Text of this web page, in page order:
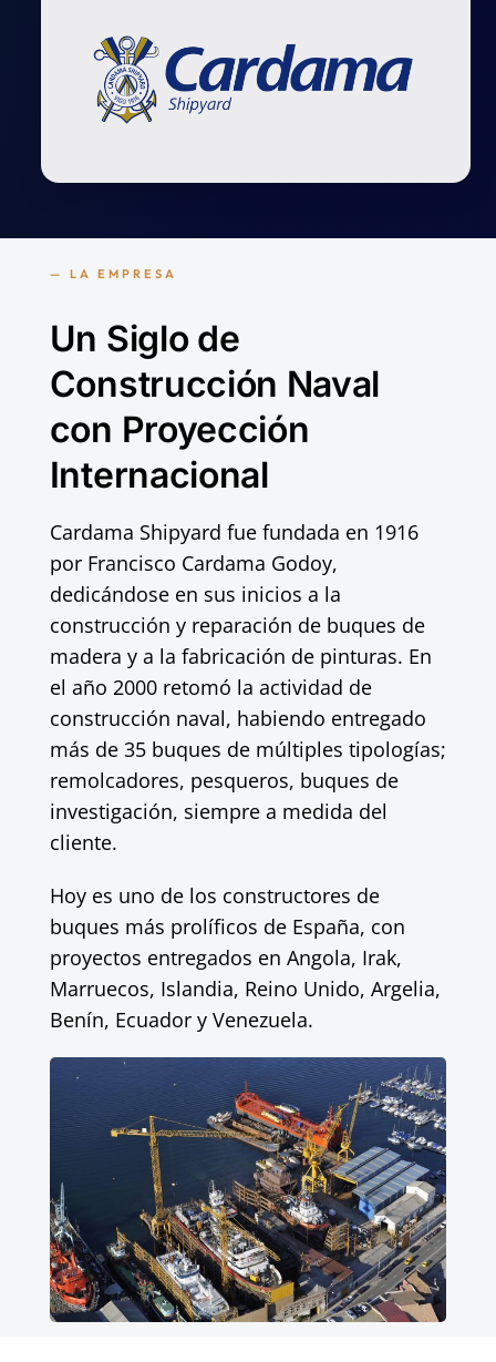
— LA EMPRESA
Un Siglo de
Construcción Naval
con Proyección
Internacional
Cardama Shipyard fue fundada en 1916
por Francisco Cardama Godoy,
dedicándose en sus inicios a la
construcción y reparación de buques de
madera y a la fabricación de pinturas. En
el año 2000 retomó la actividad de
construcción naval, habiendo entregado
más de 35 buques de múltiples tipologías;
remolcadores, pesqueros, buques de
investigación, siempre a medida del
cliente.
Hoy es uno de los constructores de
buques más prolíficos de España, con
proyectos entregados en Angola, Irak,
Marruecos, Islandia, Reino Unido, Argelia,
Benín, Ecuador y Venezuela.